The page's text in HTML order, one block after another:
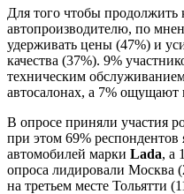
Для того чтобы продолжить
автопроизводителю, по
удерживать цены (47%) и
качества (37%). 9%
техническим
автосалонах, а 7% ощущают
В опросе приняли участия
при этом 69% респондентов
автомобилей марки Lada, а
опроса лидировали Москва
на третьем месте Тольятти